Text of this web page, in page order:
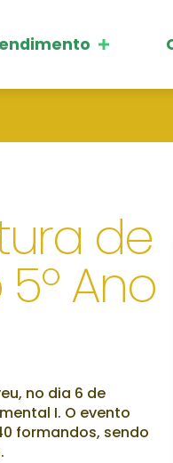
de
Ano
no dia 6 de
I. O evento
formandos, sendo